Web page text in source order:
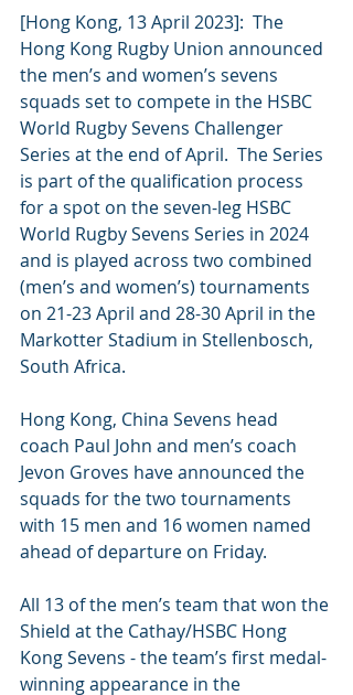
[Hong Kong, 13 April 2023]:  The
Hong Kong Rugby Union announced
the men’s and women’s sevens
squads set to compete in the HSBC
World Rugby Sevens Challenger
Series at the end of April.  The Series
is part of the qualification process
for a spot on the seven-leg HSBC
World Rugby Sevens Series in 2024
and is played across two combined
(men’s and women’s) tournaments
on 21-23 April and 28-30 April in the
Markotter Stadium in Stellenbosch,
South Africa.
Hong Kong, China Sevens head
coach Paul John and men’s coach
Jevon Groves have announced the
squads for the two tournaments
with 15 men and 16 women named
ahead of departure on Friday.
All 13 of the men’s team that won the
Shield at the Cathay/HSBC Hong
Kong Sevens - the team’s first medal-
winning appearance in the